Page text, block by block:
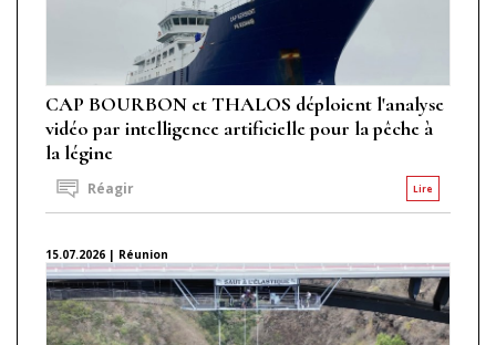
CAP BOURBON et THALOS déploient l'analyse
vidéo par intelligence artificielle pour la pêche à
la légine
Lire
Réagir
15.07.2026 | Réunion